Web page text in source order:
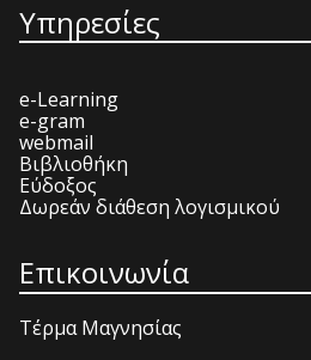
Υπηρεσίες
e-Learning
e-gram
webmail
Βιβλιοθήκη
Εύδοξος
Δωρεάν διάθεση λογισμικού
Επικοινωνία
Τέρμα Μαγνησίας